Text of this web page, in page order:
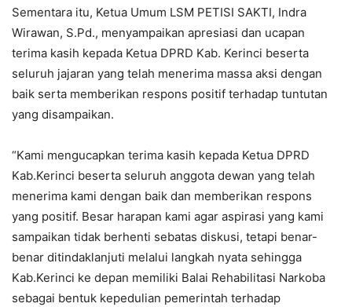
Sementara itu, Ketua Umum LSM PETISI SAKTI, Indra
Wirawan, S.Pd., menyampaikan apresiasi dan ucapan
terima kasih kepada Ketua DPRD Kab. Kerinci beserta
seluruh jajaran yang telah menerima massa aksi dengan
baik serta memberikan respons positif terhadap tuntutan
yang disampaikan.
“Kami mengucapkan terima kasih kepada Ketua DPRD
Kab.Kerinci beserta seluruh anggota dewan yang telah
menerima kami dengan baik dan memberikan respons
yang positif. Besar harapan kami agar aspirasi yang kami
sampaikan tidak berhenti sebatas diskusi, tetapi benar-
benar ditindaklanjuti melalui langkah nyata sehingga
Kab.Kerinci ke depan memiliki Balai Rehabilitasi Narkoba
sebagai bentuk kepedulian pemerintah terhadap